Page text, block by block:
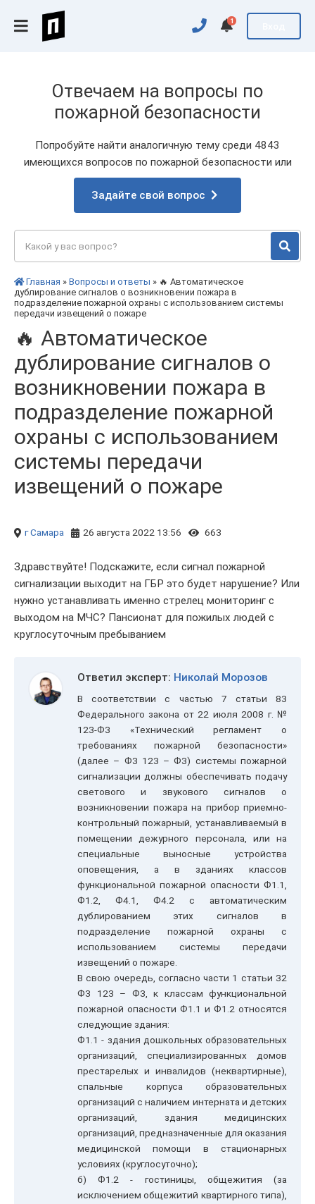
1
Отвечаем на вопросы по
пожарной безопасности
Попробуйте найти аналогичную тему среди 4843
имеющихся вопросов по пожарной безопасности или
Задайте свой вопрос
Главная » Вопросы и ответы » 🔥 Автоматическое
дублирование сигналов о возникновении пожара в
подразделение пожарной охраны с использованием системы
передачи извещений о пожаре
🔥 Автоматическое
дублирование сигналов о
возникновении пожара в
подразделение пожарной
охраны с использованием
системы передачи
извещений о пожаре
г Самара 26 августа 2022 13:56 663
Здравствуйте! Подскажите, если сигнал пожарной
сигнализации выходит на ГБР это будет нарушение? Или
нужно устанавливать именно стрелец мониторинг с
выходом на МЧС? Пансионат для пожилых людей с
круглосуточным пребыванием
Ответил эксперт: Николай Морозов
В соответствии с частью 7 статьи 83
Федерального закона от 22 июля 2008 г. №
123-ФЗ «Технический регламент о
требованиях пожарной безопасности»
(далее – ФЗ 123 – ФЗ) системы пожарной
сигнализации должны обеспечивать подачу
светового и звукового сигналов о
возникновении пожара на прибор приемно-
контрольный пожарный, устанавливаемый в
помещении дежурного персонала, или на
специальные выносные устройства
оповещения, а в зданиях классов
функциональной пожарной опасности Ф1.1,
Ф1.2, Ф4.1, Ф4.2 с автоматическим
дублированием этих сигналов в
подразделение пожарной охраны с
использованием системы передачи
извещений о пожаре.
В свою очередь, согласно части 1 статьи 32
ФЗ 123 – ФЗ, к классам функциональной
пожарной опасности Ф1.1 и Ф1.2 относятся
следующие здания:
Ф1.1 - здания дошкольных образовательных
организаций, специализированных домов
престарелых и инвалидов (неквартирные),
спальные корпуса образовательных
организаций с наличием интерната и детских
организаций, здания медицинских
организаций, предназначенные для оказания
медицинской помощи в стационарных
условиях (круглосуточно);
б) Ф1.2 - гостиницы, общежития (за
исключением общежитий квартирного типа),